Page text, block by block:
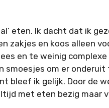
eten. Ik dacht dat ik
zakjes en koos alleen
en te weinig
smoesjes om er onderuit
bleef ik gelijk. Door de
met eten bezig maar